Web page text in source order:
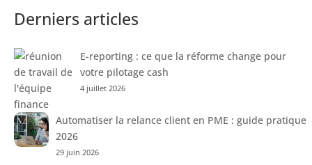
Derniers articles
E-reporting : ce que la réforme change pour
votre pilotage cash
4 juillet 2026
Automatiser la relance client en PME : guide pratique
2026
29 juin 2026